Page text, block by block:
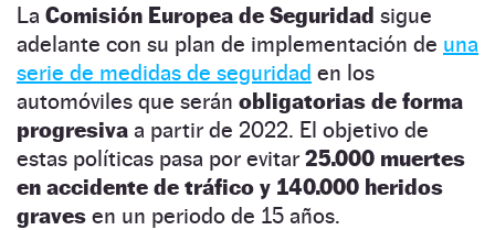
La Comisión Europea de Seguridad sigue
adelante con su plan de implementación de una
serie de medidas de seguridad en los
automóviles que serán obligatorias de forma
progresiva a partir de 2022. El objetivo de
estas políticas pasa por evitar 25.000 muertes
en accidente de tráfico y 140.000 heridos
graves en un periodo de 15 años.